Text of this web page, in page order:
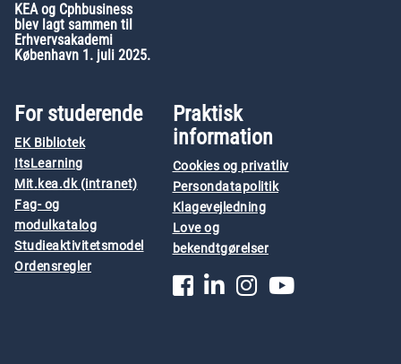
KEA og Cphbusiness
blev lagt sammen til
Erhvervsakademi
København 1. juli 2025.
For studerende
EK Bibliotek
ItsLearning
Mit.kea.dk (intranet)
Fag- og
modulkatalog
Studieaktivitetsmodel
Ordensregler
Praktisk
information
Cookies og privatliv
Persondatapolitik
Klagevejledning
Love og
bekendtgørelser